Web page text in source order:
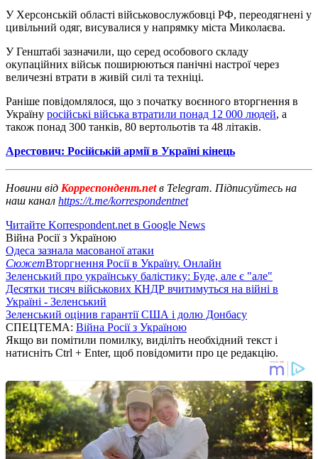
У Херсонській області військовослужбовці РФ, переодягнені у
цивільний одяг, висувалися у напрямку міста Миколаєва.
У Генштабі зазначили, що серед особового складу
окупаційних військ поширюються панічні настрої через
величезні втрати в живій силі та техніці.
Раніше повідомлялося, що з початку воєнного вторгнення в
Україну російські війська втратили понад 12 000 людей, а
також понад 300 танків, 80 вертольотів та 48 літаків.
Арестович: Російській армії в Україні кінець
Новини від Корреспондент.netв Telegram. Підписуйтесь на
наш канал https://t.me/korrespondentnet
Читайте Korrespondent.net в Google News
Війна Росії з Україною
Одеса зазнала масованої атаки
СюжетВторгнення Росії в Україну. Онлайн
Зеленський про українську балістику: Буде, але є "але"
Десятки тисяч військових КНДР вчитимуться на війні в
Україні - Зеленський
Зеленський оцінив гарантії США і долю Донбасу
СПЕЦТЕМА: Війна Росії з Україною
Якщо ви помітили помилку, виділіть необхідний текст і
натисніть Ctrl + Enter, щоб повідомити про це редакцію.